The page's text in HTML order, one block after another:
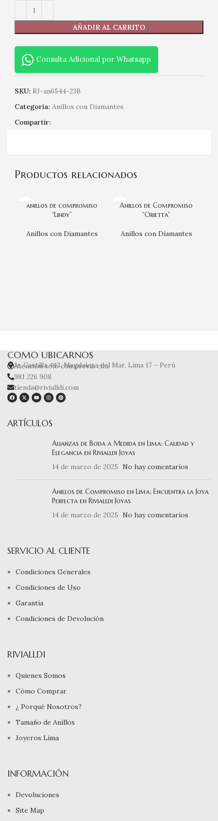
AÑADIR AL CARRITO
Consulta Adicional por Whatsapp
SKU: RJ-an6544-23B
Categoría: Anillos con Diamantes
Compartir:
Productos relacionados
anillos de compromiso
“Lindy”
Anillos con Diamantes
Anillos de Compromiso
“Orietta”
Anillos con Diamantes
COMO UBICARNOS
Jr. Castilla 443, Magdalena del Mar, Lima 17 – Perú
Atención solo con previa cita
981 226 908
tienda@rivialldi.com
ARTÍCULOS
Alianzas de Boda a Medida en Lima: Calidad y
Elegancia en Rivialldi Joyas
14 de marzo de 2025
No hay comentarios
Anillos de Compromiso en Lima: Encuentra la Joya
Perfecta en Rivialldi Joyas
14 de marzo de 2025
No hay comentarios
SERVICIO AL CLIENTE
Condiciones Generales
Condiciones de Uso
Garantía
Condiciones de Devolución
RIVIALLDI
Quienes Somos
Cómo Comprar
¿ Porqué Nosotros?
Tamaño de Anillos
Joyeros Lima
INFORMACIÓN
Devoluciones
Site Map